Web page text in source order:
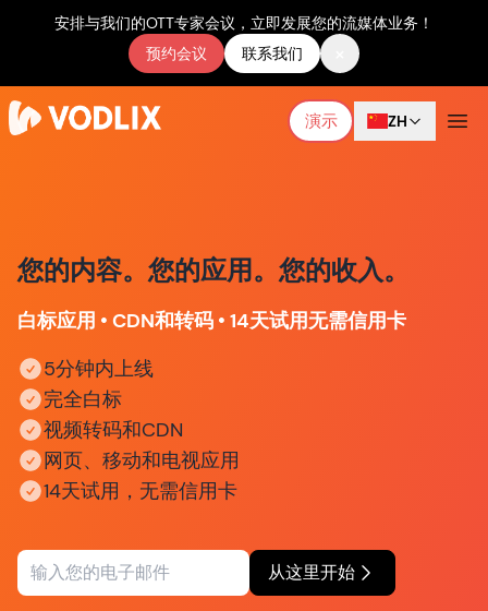
安排与我们的OTT专家会议，立即发展您的流媒体业务！
预约会议
联系我们
演示 ZH
您的内容。您的应用。您的收入。
白标应用 • CDN和转码 • 14天试用无需信用卡
5分钟内上线
完全白标
视频转码和CDN
网页、移动和电视应用
14天试用，无需信用卡
从这里开始